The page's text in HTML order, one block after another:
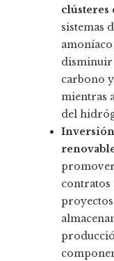
clústeres
sistemas
disminuir
carbono
mientras
del
promover
contratos